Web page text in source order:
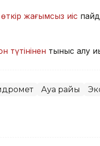
өткір жағымсыз иіс
түтінінен тыныс алу
Ауа райы